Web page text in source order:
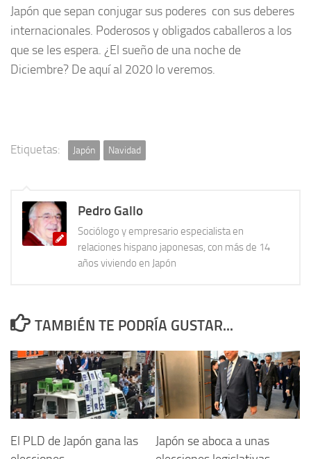
Japón que sepan conjugar sus poderes con sus deberes
internacionales. Poderosos y obligados caballeros a los
que se les espera. ¿El sueño de una noche de
Diciembre? De aquí al 2020 lo veremos.
Etiquetas: Japón Navidad
Pedro Gallo
Sociólogo y empresario especialista en
relaciones hispano japonesas, con más de 14
años viviendo en Japón
TAMBIÉN TE PODRÍA GUSTAR...
El PLD de Japón gana las
Japón se aboca a unas